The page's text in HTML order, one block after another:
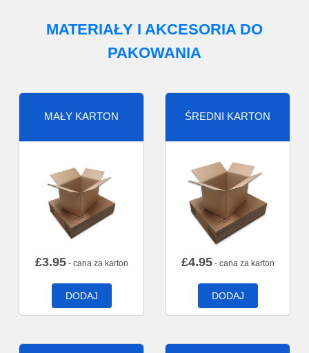
MATERIAŁY I AKCESORIA DO
PAKOWANIA
MAŁY KARTON
£3.95- cana za karton
DODAJ
ŚREDNI KARTON
£4.95- cana za karton
DODAJ